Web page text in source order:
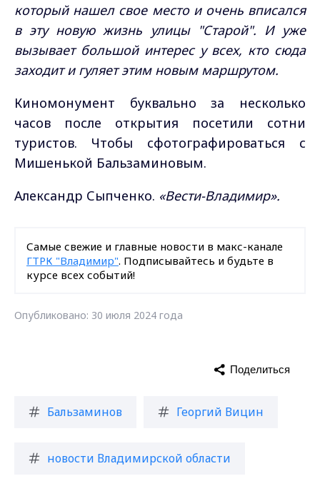
который нашел свое место и очень вписался
в эту новую жизнь улицы "Старой". И уже
вызывает большой интерес у всех, кто сюда
заходит и гуляет этим новым маршрутом.
Киномонумент буквально за несколько
часов после открытия посетили сотни
туристов. Чтобы сфотографироваться с
Мишенькой Бальзаминовым.
Александр Сыпченко. «Вести-Владимир».
Самые свежие и главные новости в макс-канале
ГТРК "Владимир". Подписывайтесь и будьте в
курсе всех событий!
Опубликовано: 30 июля 2024 года
Бальзаминов Георгий Вицин
новости Владимирской области
Поделиться